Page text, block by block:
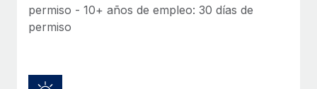
Cumplimiento normativo
Adelántate a los riesgos de cumplimiento
Gestión de dispositivos
EOR y PEO
Contractor Management
permiso - 10+ años de empleo: 30 días de
permiso